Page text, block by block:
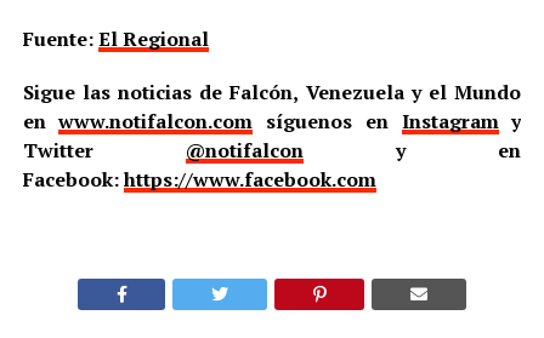
Fuente:El Regional
Sigue las noticias de Falcón, Venezuela y el Mundo
enwww.notifalcon.com síguenos en Instagramy
Twitter @notifalcony en
Facebook:https://www.facebook.com